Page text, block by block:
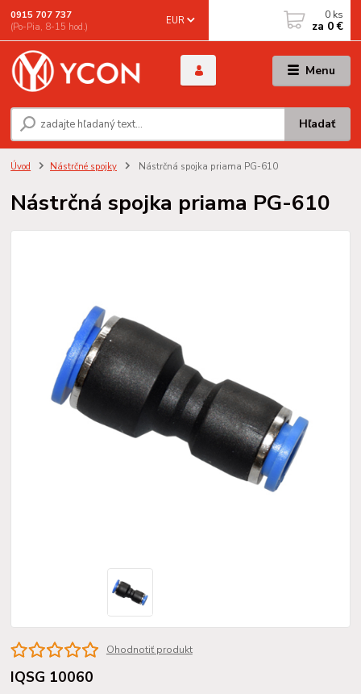
Menu
EUR
Hľadať
0915 707 737
(Po-Pia, 8-15 hod.)
0 ks
za 0 €
Úvod Nástrčné spojky Nástrčná spojka priama PG-610
Nástrčná spojka priama PG-610
Ohodnotiť produkt
IQSG 10060